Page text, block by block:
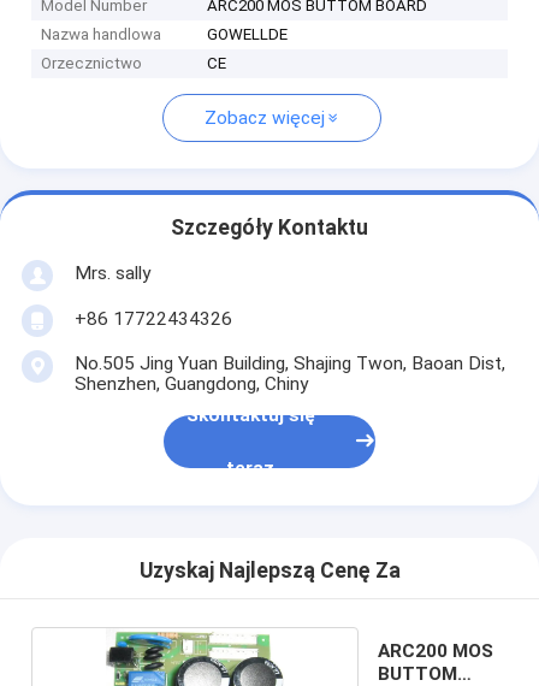
Model Number
ARC200 MOS BUTTOM BOARD
Nazwa handlowa
GOWELLDE
Orzecznictwo
CE
Zobacz więcej
Szczegóły Kontaktu
Mrs. sally
+86 17722434326
No.505 Jing Yuan Building, Shajing Twon, Baoan Dist,
Shenzhen, Guangdong, Chiny
Skontaktuj się
teraz
Uzyskaj Najlepszą Cenę Za
ARC200 MOS
BUTTOM